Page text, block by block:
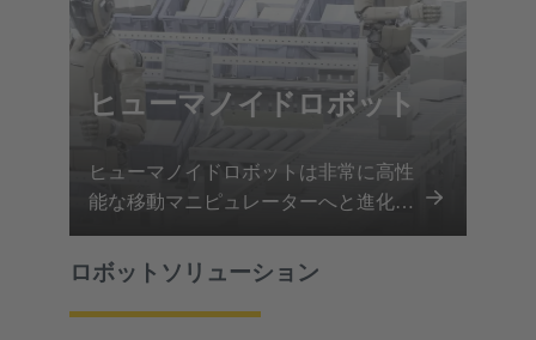
ヒューマノイドロボット
ヒューマノイドロボットは非常に高性
能な移動マニピュレーターへと進化し
ており、すべての関節、手足、センサ
ーアレイが通信し、完璧に動作するこ
ロボットソリューション